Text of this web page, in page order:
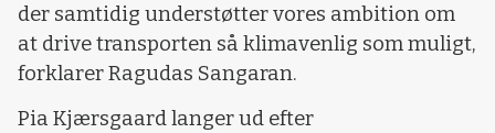
der samtidig understøtter vores ambition om
at drive transporten så klimavenlig som muligt,
forklarer Ragudas Sangaran.
Pia Kjærsgaard langer ud efter